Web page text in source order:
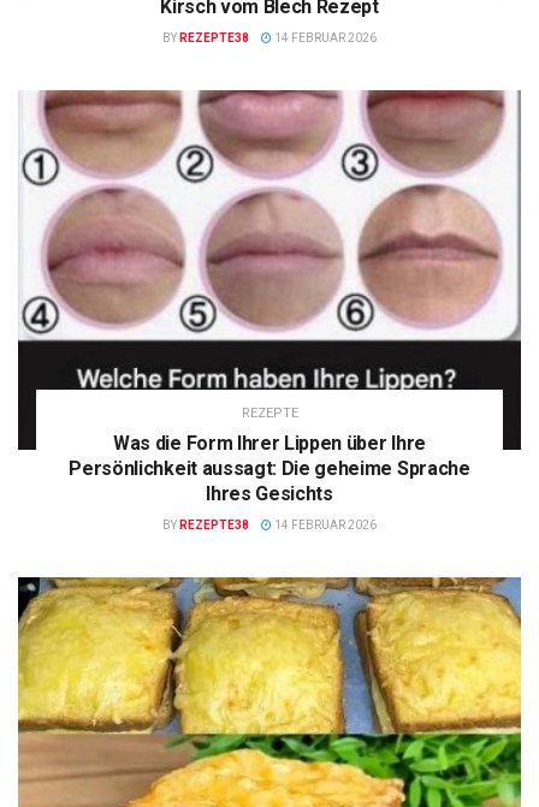
Kirsch vom Blech Rezept
BY REZEPTE38 14 FEBRUAR 2026
REZEPTE
Was die Form Ihrer Lippen über Ihre
Persönlichkeit aussagt: Die geheime Sprache
Ihres Gesichts
BY REZEPTE38 14 FEBRUAR 2026